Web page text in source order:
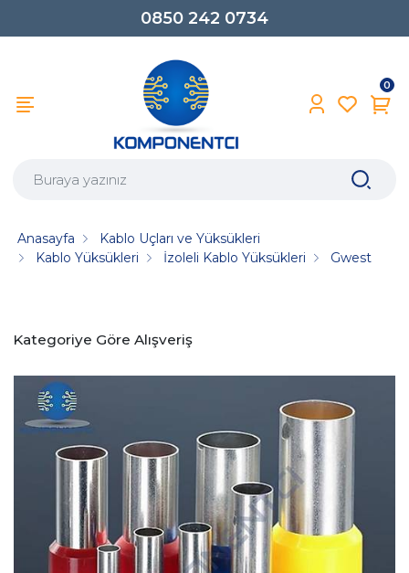
0850 242 0734
0
Anasayfa
Kablo Uçları ve Yüksükleri
Kablo Yüksükleri
İzoleli Kablo Yüksükleri Gwest
Kategoriye Göre Alışveriş